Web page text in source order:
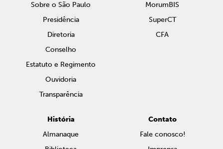
Sobre o São Paulo
Presidência
Diretoria
Conselho
Estatuto e Regimento
Ouvidoria
Transparência
MorumBIS
SuperCT
CFA
História
Almanaque
Contato
Fale conosco!